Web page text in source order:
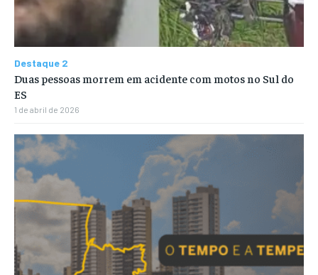
Destaque 2
Duas pessoas morrem em acidente com motos no Sul do
ES
1 de abril de 2026